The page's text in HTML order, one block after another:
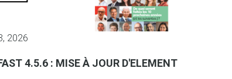
2026
4.5.6 : MISE À JOUR D'ELEMENT